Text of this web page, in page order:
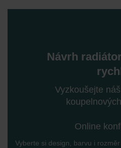
Návrh
Vyzkoušejte
Online
Vyberte si design, barvu i